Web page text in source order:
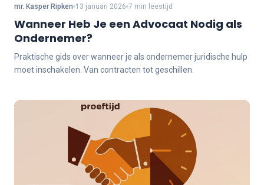
mr. Kasper Ripken 13 januari 2026 7 min leestijd
Wanneer Heb Je een Advocaat Nodig als
Ondernemer?
Praktische gids over wanneer je als ondernemer juridische hulp
moet inschakelen. Van contracten tot geschillen.